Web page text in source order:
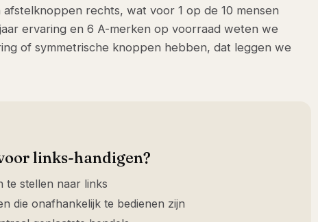
rechts, wat voor 1 op de 10 mensen
ervaring en 6 A-merken op voorraad weten we
of symmetrische knoppen hebben, dat leggen we
links-handigen?
te stellen naar links
die onafhankelijk te bedienen zijn